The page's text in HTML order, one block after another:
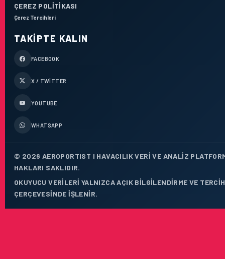
ÇEREZ POLITIKASI
Çerez Tercihleri
TAKIPTE KALIN
FACEBOOK
X / TWITTER
YOUTUBE
WHATSAPP
© 2026 AEROPORTIST I HAVACILIK VERI VE ANALIZ
HAKLARI SAKLIDIR.
OKUYUCU VERILERI YALNIZCA AÇIK BILGILENDIRME VE
ÇERÇEVESINDE IŞLENIR.